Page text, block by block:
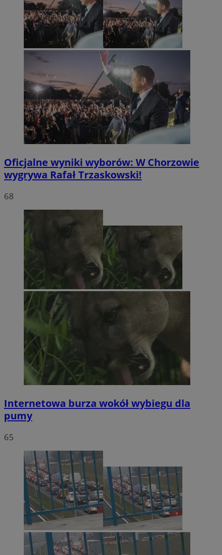
Oficjalne wyniki wyborów: W Chorzowie
wygrywa Rafał Trzaskowski!
68
Internetowa burza wokół wybiegu dla
pumy
65